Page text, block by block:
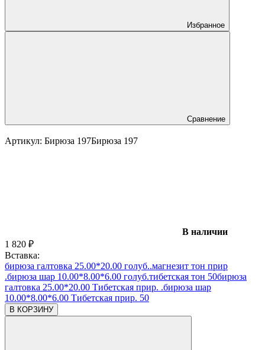
Избранное
Сравнение
Артикул: Бирюза 197Бирюза 197
В наличии
1 820 ₽
Вставка:
бирюза галтовка 25.00*20.00 голуб..магнезит тон прир
.бирюза шар 10.00*8.00*6.00 голуб.тибетская тон 50бирюза
галтовка 25.00*20.00 Тибетская прир. .бирюза шар
10.00*8.00*6.00 Тибетская прир. 50
В КОРЗИНУ